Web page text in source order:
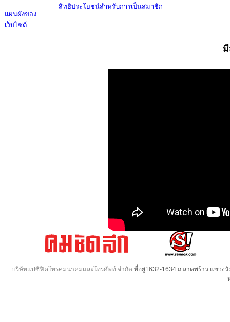
แผนผังของ
เว็บไซต์
สิทธิประโยชน์สำหรับการเป็นสมาชิก
บริษัทแปซิฟิคโทรคมนาคมและโทรศัพท์ จำกัด ที่อยู่1632-1634 ถ.ลาดพร้าว แขวง